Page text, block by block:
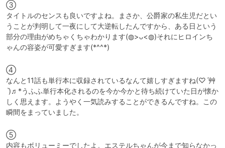
③
タイトルのセンスも良いですよね。まさか、公爵家の私生児だとい
うことが判明して一夜にして大逆転したんですから、ある日という
部分の理由がめちゃくちゃわかります(◍>ᴗ<◍)それにヒロインち
ゃんの容姿が可愛すぎます(*^^*)
④
なんと11話も単行本に収録されているなんて嬉しすぎますね(♡ˊ艸
ˋ)♬*うふふ単行本化されるのを今か今かと待ち続けていた日が懐か
しく思えます。ようやく一気読みすることができるんですね。この
瞬間をまっていました。
⑤
内容もボリューミーでしたよ。エステルちゃんが今まで知らなかっ